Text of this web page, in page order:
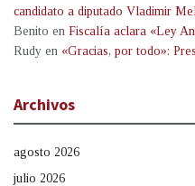
candidato a diputado Vladimir
Benito en Fiscalía aclara «Ley
Rudy en «Gracias, por todo»:
Archivos
agosto 2026
julio 2026